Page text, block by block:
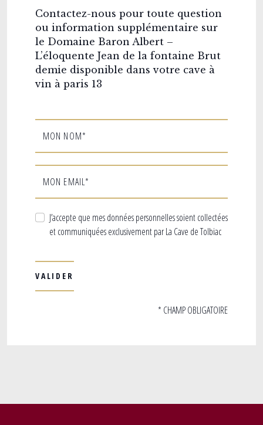
Contactez-nous pour toute question
ou information supplémentaire sur
le Domaine Baron Albert –
L’éloquente Jean de la fontaine Brut
demie disponible dans votre cave à
vin à paris 13
MON NOM*
MON EMAIL*
J’accepte que mes données personnelles soient collectées
et communiquées exclusivement par La Cave de Tolbiac
* CHAMP OBLIGATOIRE